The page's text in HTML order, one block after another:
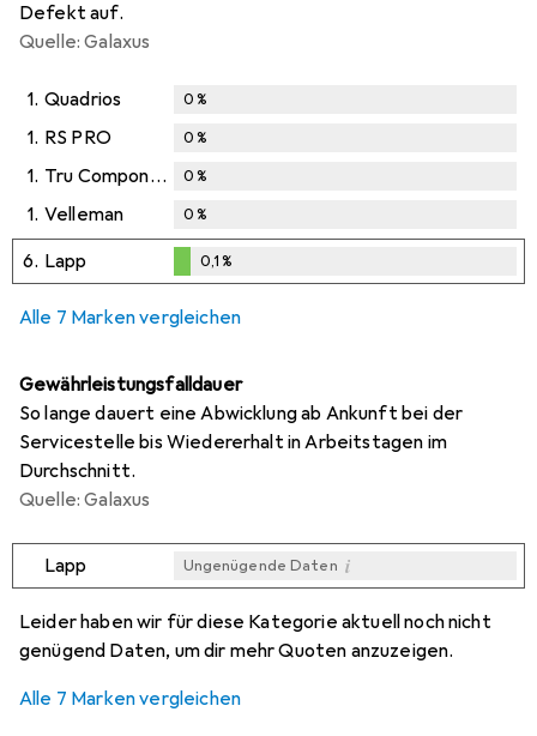
Defekt auf.
Quelle: Galaxus
1. Quadrios 0%
1. RS PRO 0%
1. Tru Components 0%
1. Velleman 0%
6. Lapp
0,1%
0,1%
Alle 7 Marken vergleichen
Gewährleistungsfalldauer
So lange dauert eine Abwicklung ab Ankunft bei der
Servicestelle bis Wiedererhalt in Arbeitstagen im
Durchschnitt.
Quelle: Galaxus
Lapp Ungenügende Daten i
Leider haben wir für diese Kategorie aktuell noch nicht
genügend Daten, um dir mehr Quoten anzuzeigen.
Alle 7 Marken vergleichen